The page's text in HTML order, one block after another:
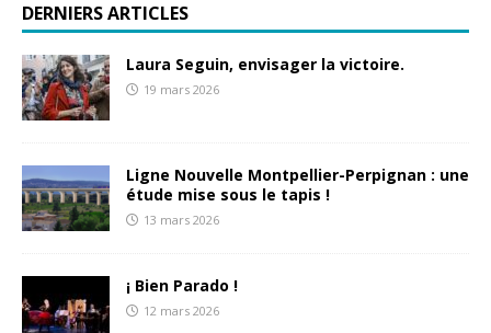
DERNIERS ARTICLES
Laura Seguin, envisager la victoire.
19 mars 2026
Ligne Nouvelle Montpellier-Perpignan : une
étude mise sous le tapis !
13 mars 2026
¡ Bien Parado !
12 mars 2026